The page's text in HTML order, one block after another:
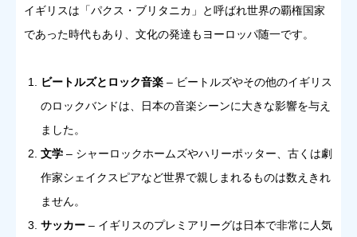
イギリスは「パクス・ブリタニカ」と呼ばれ世界の覇権国家
であった時代もあり、文化の発達もヨーロッパ随一です。
ビートルズとロック音楽 – ビートルズやその他のイギリス
のロックバンドは、日本の音楽シーンに大きな影響を与え
ました。
文学 – シャーロックホームズやハリーポッター、古くは劇
作家シェイクスピアなど世界で親しまれるものは数えきれ
ません。
サッカー – イギリスのプレミアリーグは日本で非常に人気